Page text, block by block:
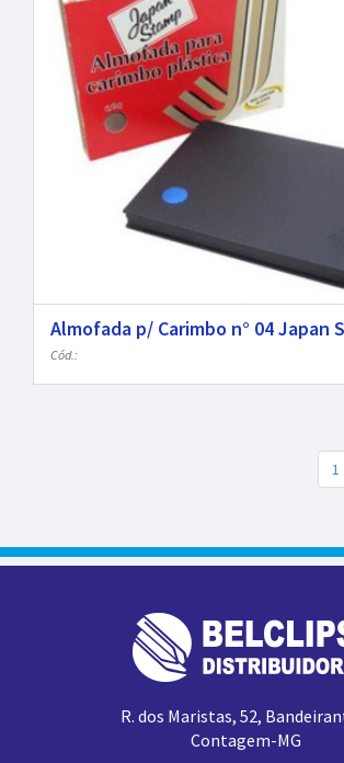
Almofada p/ Carimbo n° 04 Japan
Cód.:
1
R. dos Maristas, 52,
Contagem-MG